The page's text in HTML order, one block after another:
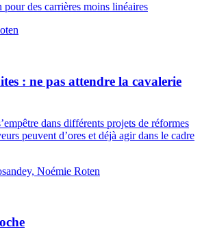
des carrières moins linéaires
: ne pas attendre la cavalerie
dans différents projets de réformes
peuvent d’ores et déjà agir dans le cadre
Noémie Roten